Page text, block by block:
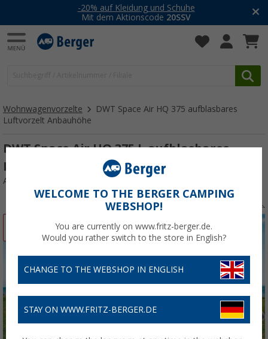
-20% auf Kleidung und Schuhe
Mit dem Aktionscode 20SSV
Wohnwagenvorzelte
DWT Space Air HQ 375 aufblasbares
Luftvorzelt Anbauhöhe
DWT Space Air HQ 375 L aufblasbares
Luftvorzelt Anbauhöhe 250 - 265 cm
Art.-Nr.: 120765
WELCOME TO THE BERGER CAMPING
WEBSHOP!
You are currently on www.fritz-berger.de.
Would you rather switch to the store in English?
CHANGE TO THE WEBSHOP IN ENGLISH
STAY ON WWW.FRITZ-BERGER.DE